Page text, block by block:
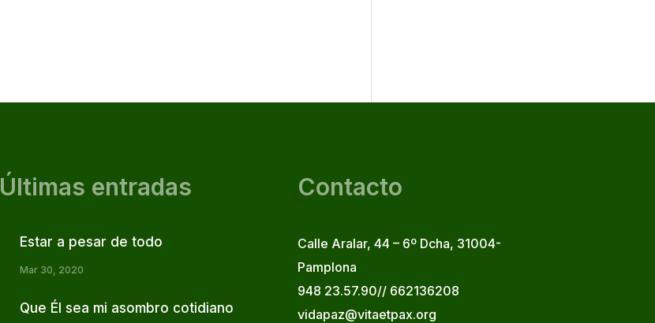
Últimas entradas
Estar a pesar de todo
Mar 30, 2020
Que Él sea mi asombro cotidiano
Contacto
Calle Aralar, 44 – 6º Dcha, 31004-
Pamplona
948 23.57.90// 662136208
vidapaz@vitaetpax.org